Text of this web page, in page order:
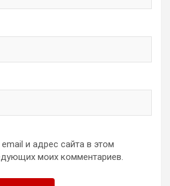
и адрес сайта в этом
моих комментариев.